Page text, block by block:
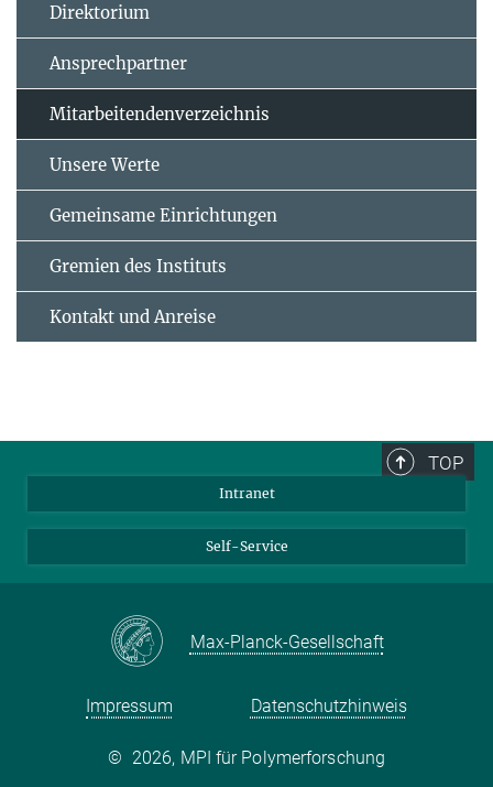
Direktorium
Ansprechpartner
Mitarbeitendenverzeichnis
Unsere Werte
Gemeinsame Einrichtungen
Gremien des Instituts
Kontakt und Anreise
TOP
Intranet
Self-Service
Max-Planck-Gesellschaft
Impressum Datenschutzhinweis
© 2026, MPI für Polymerforschung